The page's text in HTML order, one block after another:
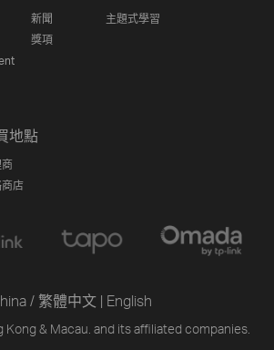
新聞
獎項
主題式學習
地點
店
& Macau. and its affiliated companies.
/ 繁體中文 | English